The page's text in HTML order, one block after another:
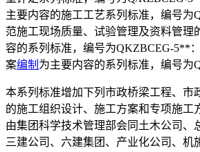
主要内容的施工工艺系列标准，编号为
范施工现场质量、试验管理及资料管理
容的系列标准，编号为QKZBCEG-5**
案编制 为主要内容的系列标准，编号为
本系列标准增加下列市政桥梁工程、市
的施工组织设计、施工方案和专项施工
由集团科学技术管理部会同土木公司、
三建公司、六建集团、产业化公司、机